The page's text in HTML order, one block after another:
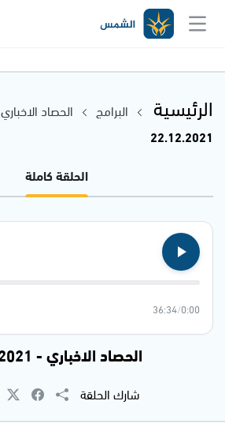
الرئيسية البرامج الحصاد الاخباري
22.12.2021
الحلقة كاملة
0:00
/
36:34
الحصاد الاخباري - 22.12.2021
شارك الحلقة